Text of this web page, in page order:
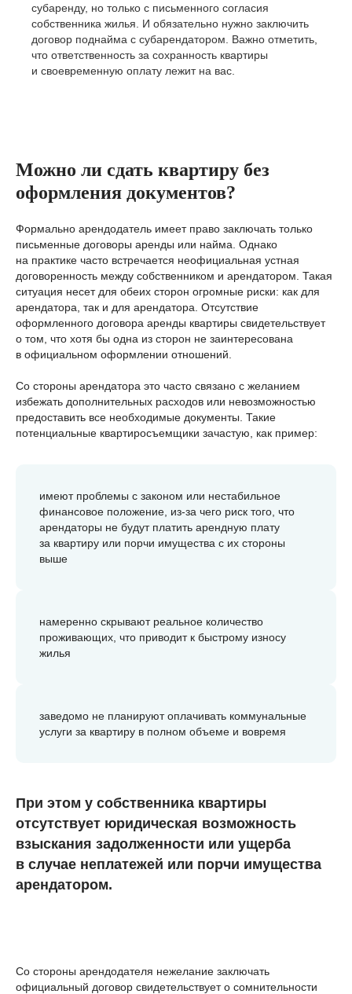
субаренду, но только с письменного согласия
собственника жилья. И обязательно нужно заключить
договор поднайма с субарендатором. Важно отметить,
что ответственность за сохранность квартиры
и своевременную оплату лежит на вас.
Можно ли сдать квартиру без
оформления документов?
Формально арендодатель имеет право заключать только
письменные договоры аренды или найма. Однако
на практике часто встречается неофициальная устная
договоренность между собственником и арендатором. Такая
ситуация несет для обеих сторон огромные риски: как для
арендатора, так и для арендатора. Отсутствие
оформленного договора аренды квартиры свидетельствует
о том, что хотя бы одна из сторон не заинтересована
в официальном оформлении отношений.
Со стороны арендатора это часто связано с желанием
избежать дополнительных расходов или невозможностью
предоставить все необходимые документы. Такие
потенциальные квартиросъемщики зачастую, как пример:
имеют проблемы с законом или нестабильное
финансовое положение, из-за чего риск того, что
арендаторы не будут платить арендную плату
за квартиру или порчи имущества с их стороны
выше
намеренно скрывают реальное количество
проживающих, что приводит к быстрому износу
жилья
заведомо не планируют оплачивать коммунальные
услуги за квартиру в полном объеме и вовремя
При этом у собственника квартиры
отсутствует юридическая возможность
взыскания задолженности или ущерба
в случае неплатежей или порчи имущества
арендатором.
Со стороны арендодателя нежелание заключать
официальный договор свидетельствует о сомнительности